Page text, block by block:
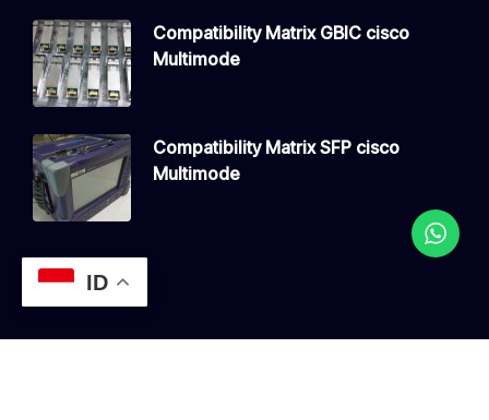
Compatibility Matrix GBIC cisco
Multimode
Compatibility Matrix SFP cisco
Multimode
ID